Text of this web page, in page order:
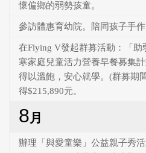
懷偏鄉的弱勢孩童。
參訪體惠育幼院。陪同孩子手作
在Flying V發起群募活動：「
寒家庭兒童活力營養早餐募集
得以溫飽，安心就學。(群募期
得$215,890元。
8月
辦理「與愛童樂」公益親子秀